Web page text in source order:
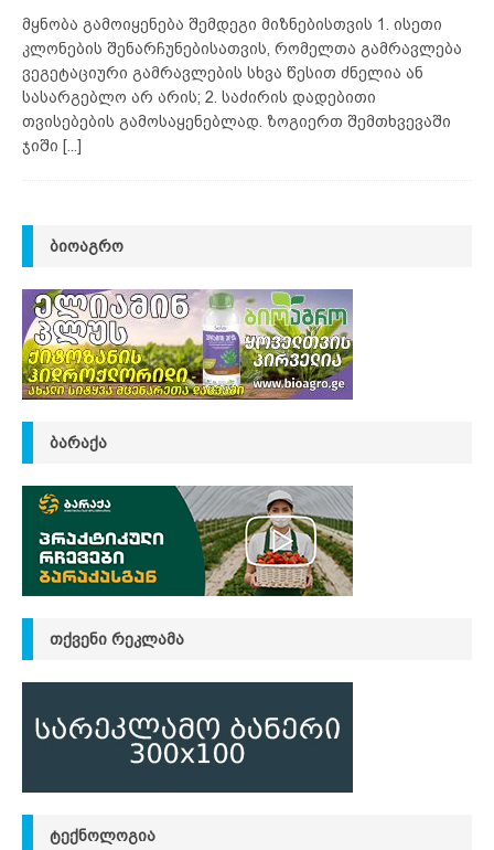
მყნობა გამოიყენება შემდეგი მიზნებისთვის 1. ისეთი
კლონების შენარჩუნებისათვის, რომელთა გამრავლება
ვეგეტაციური გამრავლების სხვა წესით ძნელია ან
სასარგებლო არ არის; 2. საძირის დადებითი
თვისებების გამოსაყენებლად. ზოგიერთ შემთხვევაში
ჯიში [...]
ᲑᲘᲝᲐᲒᲠᲝ
ᲑᲐᲠᲐᲥᲐ
ᲗᲥᲕᲔᲜᲘ ᲠᲔᲙᲚᲐᲛᲐ
ᲢᲔᲥᲜᲝᲚᲝᲒᲘᲐ